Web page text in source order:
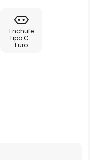
Enchufe
Tipo C -
Euro